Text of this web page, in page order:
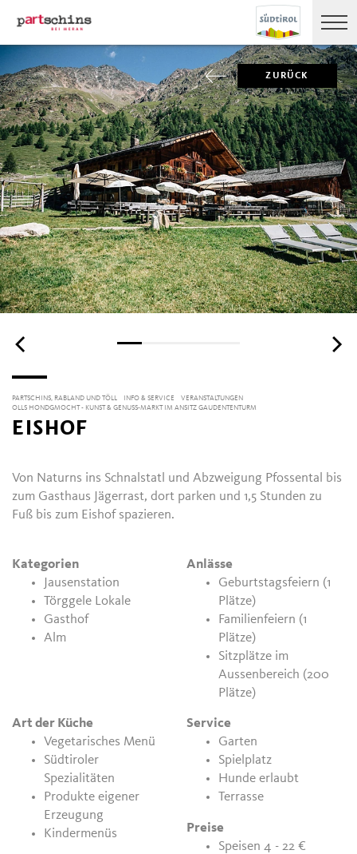
ZURÜCK
PARTSCHINS, RABLAND UND TÖLL INFO & SERVICE
VERANSTALTUNGEN
OLLS HONDGMOCHT - KUNST & GENUSS-MARKT IM ANSITZ GAUDENTENTURM
EISHOF
Von Naturns ins Schnalstatl und Abzweigung Pfossental bis
zum Gasthaus Jägerrast, dort parken und 1,5 Stunden zu
Fuß bis zum Eishof spazieren.
Kategorien
Jausenstation
Törggele Lokale
Gasthof
Alm
Anlässe
Geburtstagsfeiern (1
Plätze)
Familienfeiern (1
Plätze)
Sitzplätze im
Aussenbereich (200
Plätze)
Art der Küche
Vegetarisches Menü
Südtiroler
Spezialitäten
Produkte eigener
Erzeugung
Kindermenüs
Service
Garten
Spielplatz
Hunde erlaubt
Terrasse
Preise
Speisen 4 - 22 €